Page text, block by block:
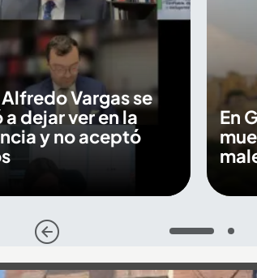
Vargas se
dejar ver en la
y no aceptó
En
1 2